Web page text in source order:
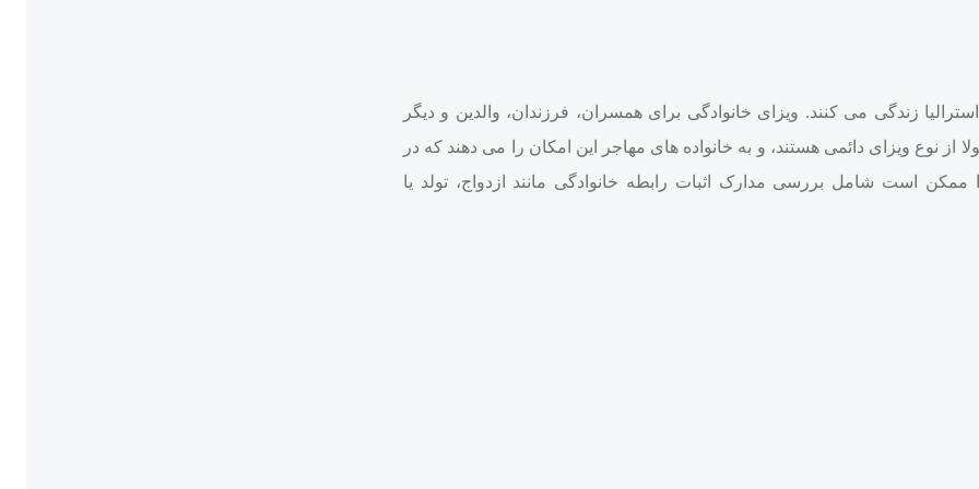
زندگی می‌ کنند. ویزای خانوادگی برای همسران، فرزندان، والدین و دیگر
از نوع ویزای دائمی هستند، و به خانواده‌ های مهاجر این امکان را می‌ دهند که در
ممکن است شامل بررسی مدارک اثبات رابطه خانوادگی مانند ازدواج، تولد یا